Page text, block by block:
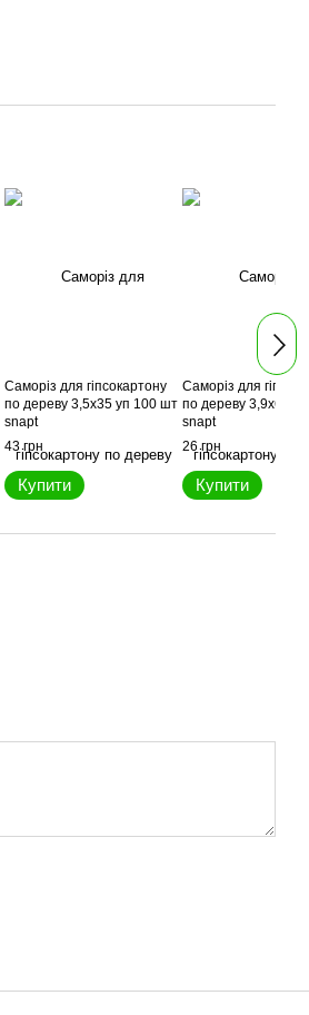
Саморіз для гіпсокартону
по дереву 3,5x35 уп 100 шт
snapt
43 грн
Купити
Саморіз для
по дереву 3,9x65
snapt
26 грн
Купити